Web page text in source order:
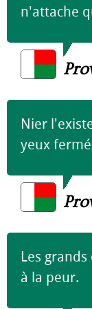
n'attache
Nier
yeux
Les
à la peur.